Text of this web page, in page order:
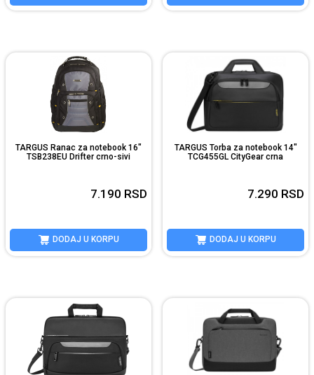
TARGUS Ranac za notebook 16"
TSB238EU Drifter crno-sivi
7.190 RSD
DODAJ U KORPU
TARGUS Torba za notebook 14"
TCG455GL CityGear crna
7.290 RSD
DODAJ U KORPU